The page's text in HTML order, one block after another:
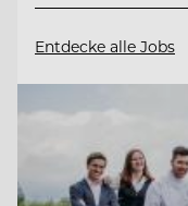
Entdecke alle Jobs